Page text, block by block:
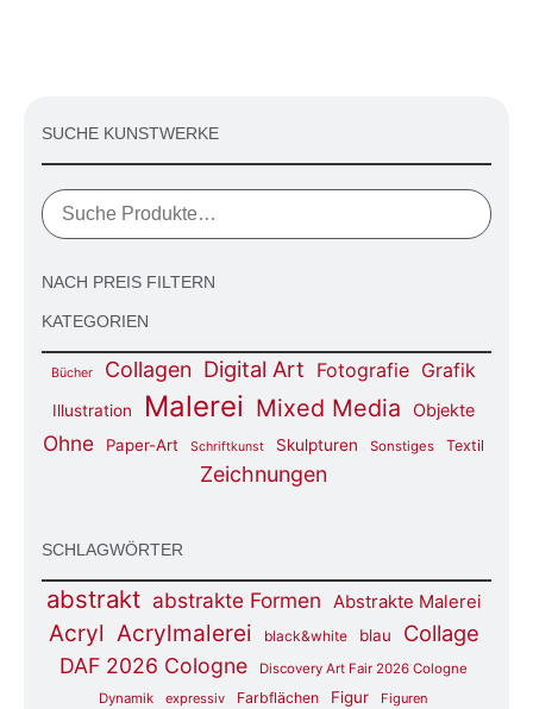
SUCHE KUNSTWERKE
NACH PREIS FILTERN
KATEGORIEN
Bücher Collagen Digital Art Fotografie Grafik
Illustration Malerei Mixed Media Objekte
Ohne Paper-Art Schriftkunst Skulpturen Sonstiges Textil
Zeichnungen
SCHLAGWÖRTER
abstrakt abstrakte Formen Abstrakte Malerei
Acryl Acrylmalerei black&white blau Collage
DAF 2026 Cologne
Discovery Art Fair 2026 Cologne
Dynamik
expressiv Farbflächen Figur Figuren